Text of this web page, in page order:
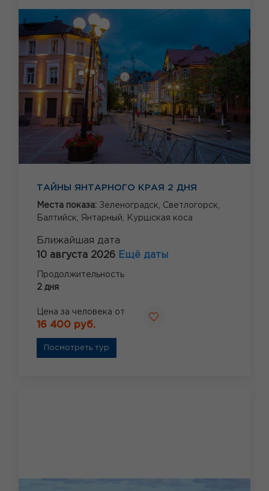
ТАЙНЫ ЯНТАРНОГО КРАЯ 2 ДНЯ
Места показа: Зеленоградск, Светлогорск,
Балтийск, Янтарный, Куршская коса
Ближайшая дата
10 августа 2026 Ещё даты
Продолжительность
2 дня
Цена за человека от
16 400 руб.
Посмотреть тур